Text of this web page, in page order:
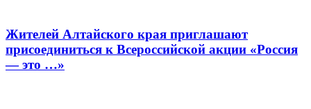
Жителей Алтайского края приглашают
присоединиться к Всероссийской акции «Россия
— это …»